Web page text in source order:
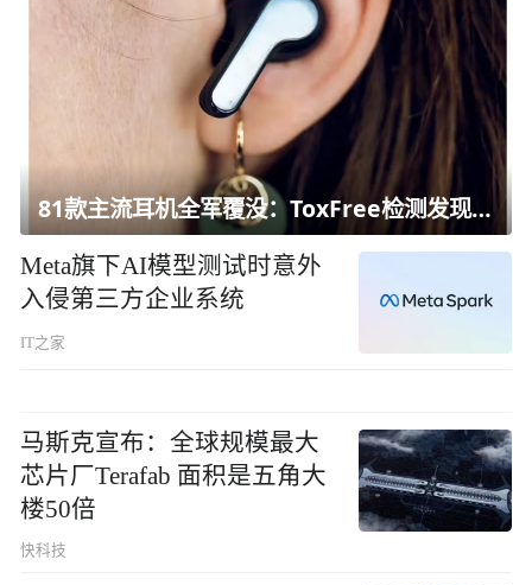
81款主流耳机全军覆没：ToxFree检测发现均含对人体有害化学物质
Meta旗下AI模型测试时意外
入侵第三方企业系统
IT之家
马斯克宣布：全球规模最大
芯片厂Terafab 面积是五角大
楼50倍
快科技